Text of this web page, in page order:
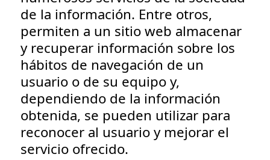
de la información. Entre otros,
permiten a un sitio web almacenar
y recuperar información sobre los
hábitos de navegación de un
usuario o de su equipo y,
dependiendo de la información
obtenida, se pueden utilizar para
reconocer al usuario y mejorar el
servicio ofrecido.